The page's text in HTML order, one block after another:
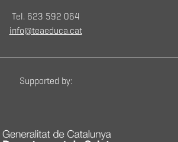
Tel. 623 592 064
info@teaeduca.cat
Supported by: